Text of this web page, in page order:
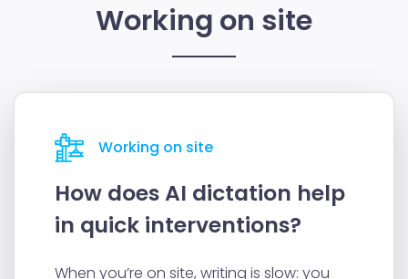
Working on site
Working on site
How does AI dictation help
in quick interventions?
When you’re on site, writing is slow: you